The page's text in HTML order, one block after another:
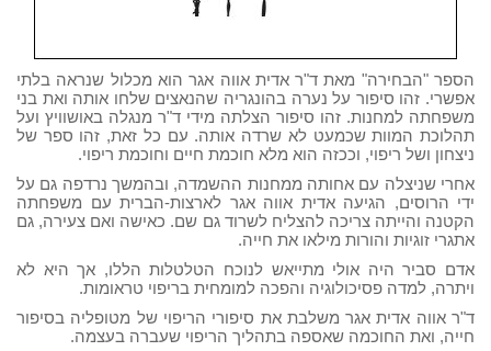
הספר "הבחירה" מאת ד"ר אדית אווה אגר הוא מכלול שנראה בלתי
אפשרי. זהו סיפור על נערה בהונגריה שהנאצים שלחו אותה ואת בני
משפחתה למחנות. זהו סיפור הצלתה מידי ד"ר מנגלה באושוויץ ועל
תהלוכת המוות שכמעט לא שרדה אותה. עם כל זאת, זהו ספר של
ניצחון ושל ריפוי, וככזה הוא מלא חוכמת חיים וחוכמת ריפוי.
אחרי שניצלה עם אחותה ממחנות ההשמדה, ובהמשך נרדפה גם על
ידי הרוסים, הגיעה אדית אווה אגר לארצות-הברית עם משפחתה
הקטנה והייתה צריכה להצליח לשרוד גם שם. כאישה ואם צעירה, גם
אתגרי זוגיות והורות מילאו את חייה.
אדם סביר היה אולי מתייאש לנוכח הטלטלות הללו, אך היא לא
ויתרה, למדה פסיכולוגיה והפכה למומחית בריפוי טראומות.
ד"ר אווה אדית אגר משלבת את סיפורי הריפוי של מטופליה בסיפור
חייה, ואת החוכמה שאספה בתהליך הריפוי שעברה בעצמה.